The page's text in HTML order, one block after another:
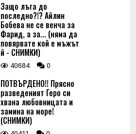
Защо лъга до
последно?!? Айлин
Бобева не се венча за
Фарид, а за... (няма да
повярвате кой е мъжът
й - СНИМКИ)
40684 0
ПОТВЪРДЕНО!! Прясно
разведеният Геро си
хвана любовницата и
замина на море!
(СНИМКИ)